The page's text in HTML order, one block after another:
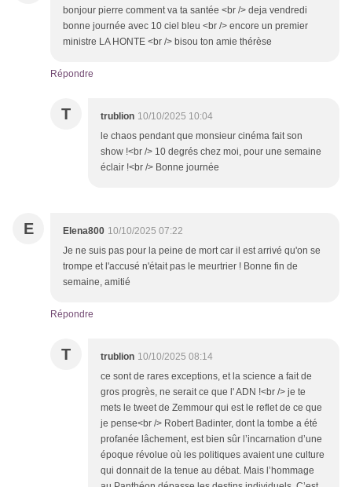
bonjour pierre comment va ta santée <br /> deja vendredi
bonne journée avec 10 ciel bleu <br /> encore un premier
ministre LA HONTE <br /> bisou ton amie thérèse
Répondre
T trublion 10/10/2025 10:04
le chaos pendant que monsieur cinéma fait son
show !<br /> 10 degrés chez moi, pour une semaine
éclair !<br /> Bonne journée
E Elena800 10/10/2025 07:22
Je ne suis pas pour la peine de mort car il est arrivé qu'on se
trompe et l'accusé n'était pas le meurtrier ! Bonne fin de
semaine, amitié
Répondre
T trublion 10/10/2025 08:14
ce sont de rares exceptions, et la science a fait de
gros progrès, ne serait ce que l' ADN !<br /> je te
mets le tweet de Zemmour qui est le reflet de ce que
je pense<br /> Robert Badinter, dont la tombe a été
profanée lâchement, est bien sûr l’incarnation d’une
époque révolue où les politiques avaient une culture
qui donnait de la tenue au débat. Mais l’hommage